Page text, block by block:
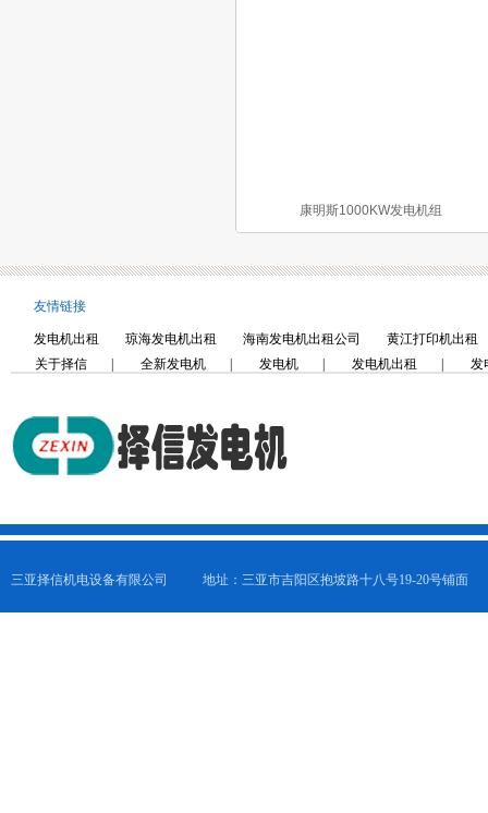
康明斯1000KW发电机组
友情链接
发电机出租 琼海发电机出租 海南发电机出租公司
黄江打印机出租
关于择信
全新发电机 发电机 发电机出租 发
三亚择信机电设备有限公司 地址：三亚市吉阳区抱坡路十八号19-20号铺面